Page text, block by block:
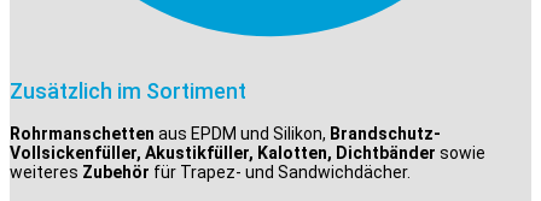
Zusätzlich im Sortiment
Rohrmanschetten aus EPDM und Silikon, Brandschutz-
Vollsickenfüller, Akustikfüller, Kalotten, Dichtbänder sowie
weiteres Zubehör für Trapez- und Sandwichdächer.